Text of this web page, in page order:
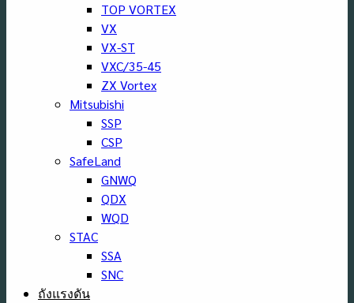
TOP VORTEX
VX
VX-ST
VXC/35-45
ZX Vortex
Mitsubishi
SSP
CSP
SafeLand
GNWQ
QDX
WQD
STAC
SSA
SNC
ถังแรงดัน